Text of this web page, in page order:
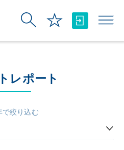
プ
レポート
で絞り込む